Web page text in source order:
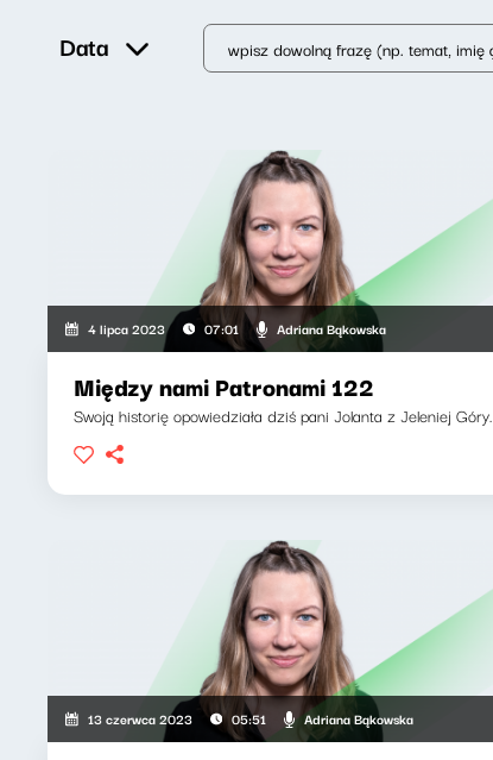
Data
4 lipca 2023 07:01 Adriana Bąkowska
Między nami Patronami 122
Swoją historię opowiedziała dziś pani Jolanta z Jeleniej Góry.
13 czerwca 2023 05:51 Adriana Bąkowska